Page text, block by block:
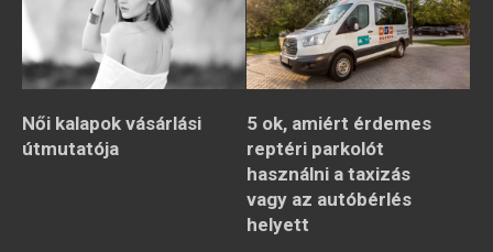
Női kalapok vásárlási
útmutatója
5 ok, amiért érdemes
reptéri parkolót
használni a taxizás
vagy az autóbérlés
helyett